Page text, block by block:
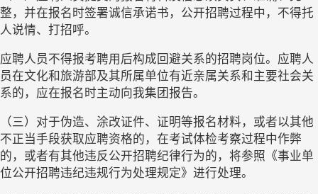
整，并在报名时签署诚信承诺书，公开招聘过程中，不得托
人说情、打招呼。
应聘人员不得报考聘用后构成回避关系的招聘岗位。应聘人
员在文化和旅游部及其所属单位有近亲属关系和主要社会关
系的，应在报名时主动向我集团报告。
（三）对于伪造、涂改证件、证明等报名材料，或者以其他
不正当手段获取应聘资格的，在考试体检考察过程中作弊
的，或者有其他违反公开招聘纪律行为的，将参照《事业单
位公开招聘违纪违规行为处理规定》进行处理。